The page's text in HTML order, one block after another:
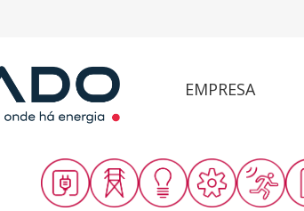
EMPRESA